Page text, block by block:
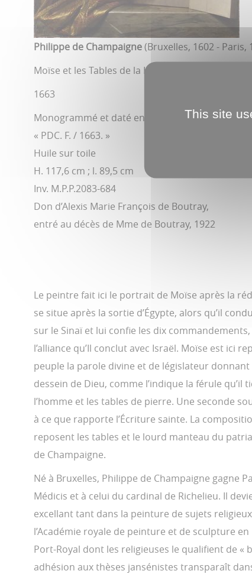
Philippe de Champaigne(Bruxelles, 1602 - Paris,
Moïse et les Tables de la Loi
1663
Monogrammé et daté en bas à gauche
« PDC. F. / 1663. »
Huile sur toile
H. 117,6 cm ; l. 89,5 cm
Inv. M.P.P.2083-684
Don d’Alexis Marie François de Boutray,
entré au décès de Mme de Boutray, 1922
Le peintre fait ici le portrait de Moïse après la
se situe après la sortie d’Égypte, alors qu’il
sur le Sinaï et lui confie les dix
l’alliance qu’Il conclut avec Israël. Moïse est ici
peuple la parole divine et de législateur
dessein de Dieu, comme l’indique la férule
l’homme et les tables de pierre. Une seconde
à ce que rapporte l’Écriture sainte. La
reposent les tables et le lourd manteau du
de Champaigne.
Né à Bruxelles, Philippe de Champaigne gagne
Médicis et à celui du cardinal de Richelieu. Il
excellant tant dans la peinture de sujets
l’Académie royale de peinture et de sculpture
Port-Royal dont les religieuses le qualifient de
adhésion aux thèses jansénistes transparaît
This site